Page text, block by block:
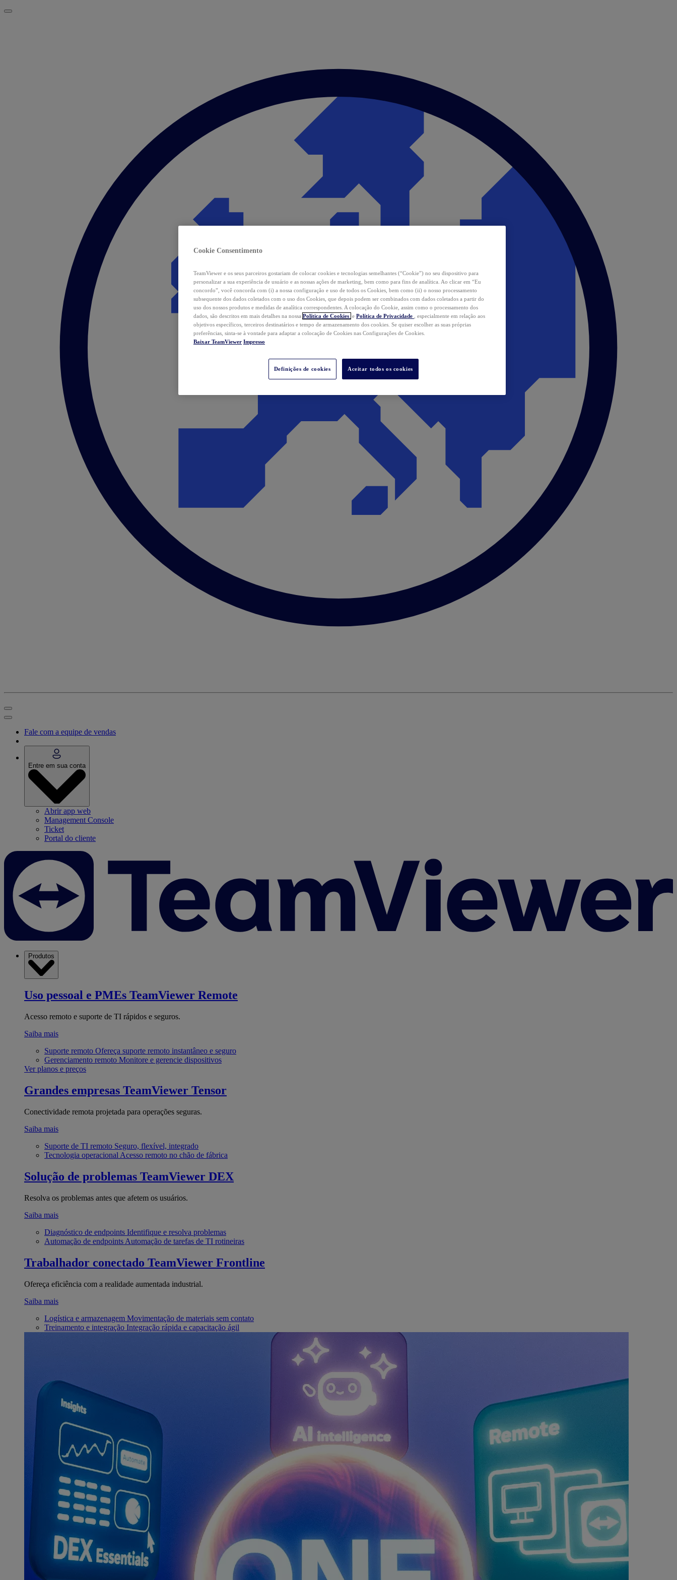
Fale com a equipe de vendas
Entre em sua conta
Abrir app web
Management Console
Ticket
Portal do cliente
Produtos
Uso pessoal e PMEs TeamViewer Remote
Acesso remoto e suporte de TI rápidos e seguros.
Saiba mais
Suporte remoto Ofereça suporte remoto instantâneo e seguro
Gerenciamento remoto Monitore e gerencie dispositivos
Ver planos e preços
Grandes empresas TeamViewer Tensor
Conectividade remota projetada para operações seguras.
Saiba mais
Suporte de TI remoto Seguro, flexível, integrado
Tecnologia operacional Acesso remoto no chão de fábrica
Solução de problemas TeamViewer DEX
Resolva os problemas antes que afetem os usuários.
Saiba mais
Diagnóstico de endpoints Identifique e resolva problemas
Automação de endpoints Automação de tarefas de TI rotineiras
Trabalhador conectado TeamViewer Frontline
Ofereça eficiência com a realidade aumentada industrial.
Saiba mais
Logística e armazenagem Movimentação de materiais sem contato
Treinamento e integração Integração rápida e capacitação ágil
Cookie Consentimento
TeamViewer e os seus parceiros gostariam de colocar cookies e tecnologias semelhantes (“Cookie”) no seu dispositivo para
personalizar a sua experiência de usuário e as nossas ações de marketing, bem como para fins de analítica. Ao clicar em “Eu
concordo”, você concorda com (i) a nossa configuração e uso de todos os Cookies, bem como (ii) o nosso processamento
subsequente dos dados coletados com o uso dos Cookies, que depois podem ser combinados com dados coletados a partir do
uso dos nossos produtos e medidas de analítica correspondentes. A colocação do Cookie, assim como o processamento dos
dados, são descritos em mais detalhes na nossa Política de Cookies e Política de Privacidade
, especialmente em relação aos
objetivos específicos, terceiros destinatários e tempo de armazenamento dos cookies. Se quiser escolher as suas próprias
preferências, sinta-se à vontade para adaptar a colocação de Cookies nas Configurações de Cookies.
Baixar TeamViewer Impresso
Definições de cookies Aceitar todos os cookies